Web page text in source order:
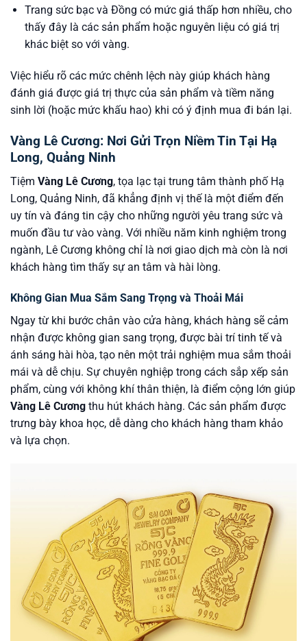
Trang sức bạc và Đồng có mức giá thấp hơn nhiều, cho
thấy đây là các sản phẩm hoặc nguyên liệu có giá trị
khác biệt so với vàng.
Việc hiểu rõ các mức chênh lệch này giúp khách hàng
đánh giá được giá trị thực của sản phẩm và tiềm năng
sinh lời (hoặc mức khấu hao) khi có ý định mua đi bán lại.
Vàng Lê Cương: Nơi Gửi Trọn Niềm Tin Tại Hạ
Long, Quảng Ninh
Tiệm Vàng Lê Cương, tọa lạc tại trung tâm thành phố Hạ
Long, Quảng Ninh, đã khẳng định vị thế là một điểm đến
uy tín và đáng tin cậy cho những người yêu trang sức và
muốn đầu tư vào vàng. Với nhiều năm kinh nghiệm trong
ngành, Lê Cương không chỉ là nơi giao dịch mà còn là nơi
khách hàng tìm thấy sự an tâm và hài lòng.
Không Gian Mua Sắm Sang Trọng và Thoải Mái
Ngay từ khi bước chân vào cửa hàng, khách hàng sẽ cảm
nhận được không gian sang trọng, được bài trí tinh tế và
ánh sáng hài hòa, tạo nên một trải nghiệm mua sắm thoải
mái và dễ chịu. Sự chuyên nghiệp trong cách sắp xếp sản
phẩm, cùng với không khí thân thiện, là điểm cộng lớn giúp
Vàng Lê Cương thu hút khách hàng. Các sản phẩm được
trưng bày khoa học, dễ dàng cho khách hàng tham khảo
và lựa chọn.